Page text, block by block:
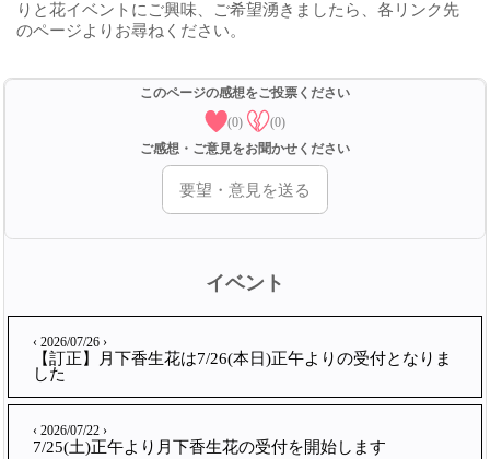
りと花イベントにご興味、ご希望湧きましたら、各リンク先
のページよりお尋ねください。
このページの感想をご投票ください
(0)
(0)
ご感想・ご意見をお聞かせください
要望・意見を送る
イベント
‹ 2026/07/26 ›
【訂正】月下香生花は7/26(本日)正午よりの受付となりま
した
‹ 2026/07/22 ›
7/25(土)正午より月下香生花の受付を開始します